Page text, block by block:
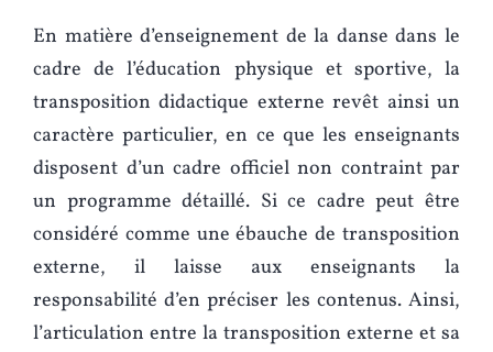
En matière d’enseignement de la danse dans le
cadre de l’éducation physique et sportive, la
transposition didactique externe revêt ainsi un
caractère particulier, en ce que les enseignants
disposent d’un cadre officiel non contraint par
un programme détaillé. Si ce cadre peut être
considéré comme une ébauche de transposition
externe, il laisse aux enseignants la
responsabilité d’en préciser les contenus. Ainsi,
l’articulation entre la transposition externe et sa